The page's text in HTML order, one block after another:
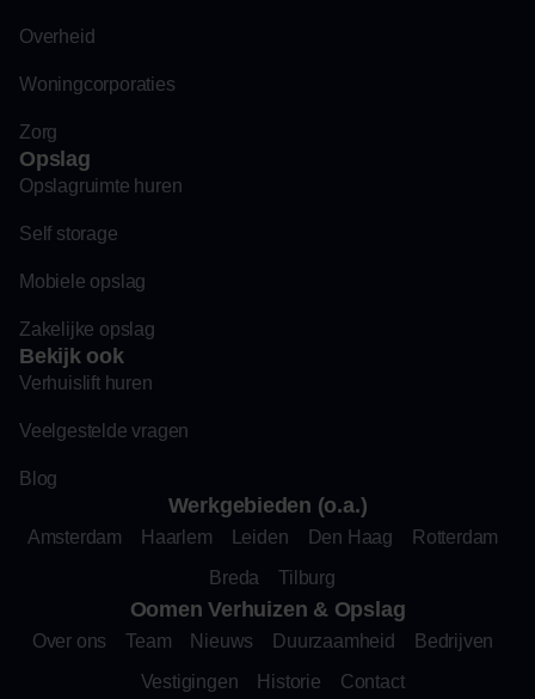
Overheid
Woningcorporaties
Zorg
Opslag
Opslagruimte huren
Self storage
Mobiele opslag
Zakelijke opslag
Bekijk ook
Verhuislift huren
Veelgestelde vragen
Blog
Werkgebieden (o.a.)
Amsterdam Haarlem Leiden Den Haag
Rotterdam
Breda
Tilburg
Oomen Verhuizen & Opslag
Over ons Team Nieuws Duurzaamheid
Bedrijven
Vestigingen
Historie Contact